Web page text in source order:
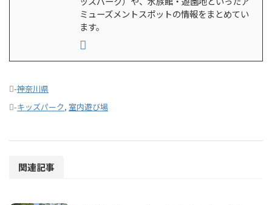
ミューズメントスポットの情報をまとめてい
ます。
-神奈川県
-キッズパーク, 室内遊び場
関連記事